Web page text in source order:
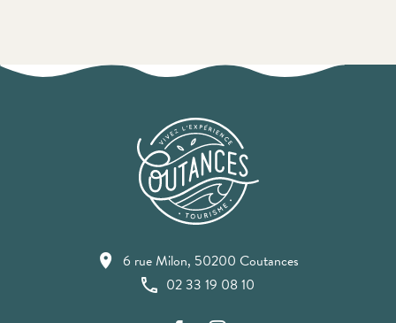
6 rue Milon, 50200 Coutances
02 33 19 08 10